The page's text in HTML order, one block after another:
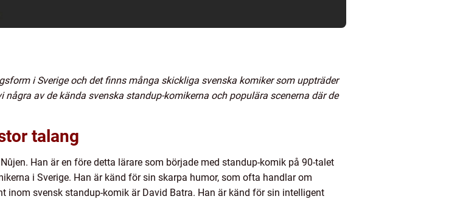
i Sverige och det finns många skickliga svenska komiker som uppträder
av de kända svenska standup-komikerna och populära scenerna där de
talang
Han är en före detta lärare som började med standup-komik på 90-talet
i Sverige. Han är känd för sin skarpa humor, som ofta handlar om
svensk standup-komik är David Batra. Han är känd för sin intelligent